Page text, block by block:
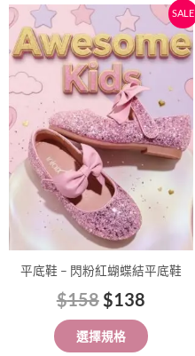
項
SALE
平底鞋 – 閃粉紅蝴蝶結平底鞋
$158
原
始
價
格：
$158。
$138
目
前
價
格：
$138。
選擇規格
產
品
有
多
種
款
式。
可
在
產
頁
面
擇